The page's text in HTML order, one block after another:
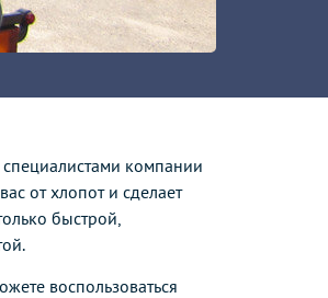
компании
от хлопот и сделает
быстрой,
воспользоваться